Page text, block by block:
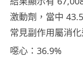
激動劑，當中
常見副作用屬消化
噁心：36.9%